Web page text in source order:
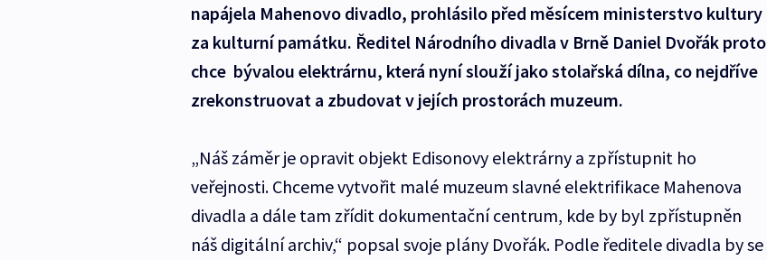
napájela Mahenovo divadlo, prohlásilo před měsícem ministerstvo kultury
za kulturní památku. Ředitel Národního divadla v Brně Daniel Dvořák proto
chce bývalou elektrárnu, která nyní slouží jako stolařská dílna, co nejdříve
zrekonstruovat a zbudovat v jejích prostorách muzeum.
„Náš záměr je opravit objekt Edisonovy elektrárny a zpřístupnit ho
veřejnosti. Chceme vytvořit malé muzeum slavné elektrifikace Mahenova
divadla a dále tam zřídit dokumentační centrum, kde by byl zpřístupněn
náš digitální archiv,“ popsal svoje plány Dvořák. Podle ředitele divadla by se